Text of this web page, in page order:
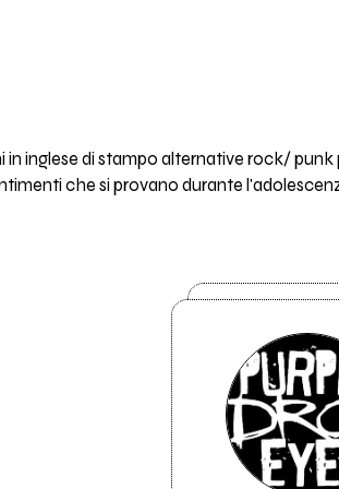
in inglese di stampo alternative rock/
che si provano durante